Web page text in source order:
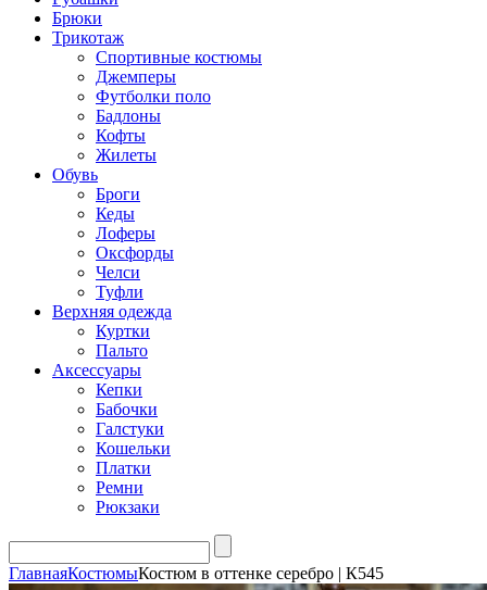
Брюки
Трикотаж
Спортивные костюмы
Джемперы
Футболки поло
Бадлоны
Кофты
Жилеты
Обувь
Броги
Кеды
Лоферы
Оксфорды
Челси
Туфли
Верхняя одежда
Куртки
Пальто
Аксессуары
Кепки
Бабочки
Галстуки
Кошельки
Платки
Ремни
Рюкзаки
ГлавнаяКостюмыКостюм в оттенке серебро | К545